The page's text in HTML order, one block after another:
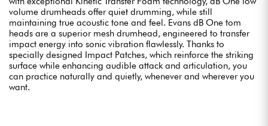
volume drumheads offer quiet drumming, while still
maintaining true acoustic tone and feel. Evans dB One tom
heads are a superior mesh drumhead, engineered to transfer
impact energy into sonic vibration flawlessly. Thanks to
specially designed Impact Patches, which reinforce the striking
surface while enhancing audible attack and articulation, you
can practice naturally and quietly, whenever and wherever you
want.